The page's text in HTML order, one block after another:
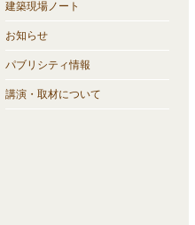
建築現場ノート
お知らせ
パブリシティ情報
講演・取材について